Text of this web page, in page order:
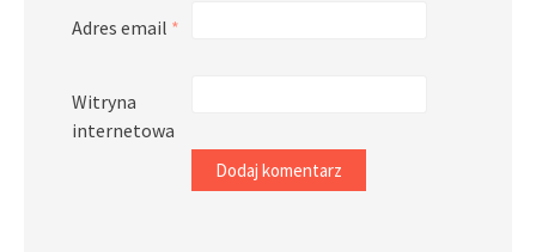
Adres email *
Witryna
internetowa